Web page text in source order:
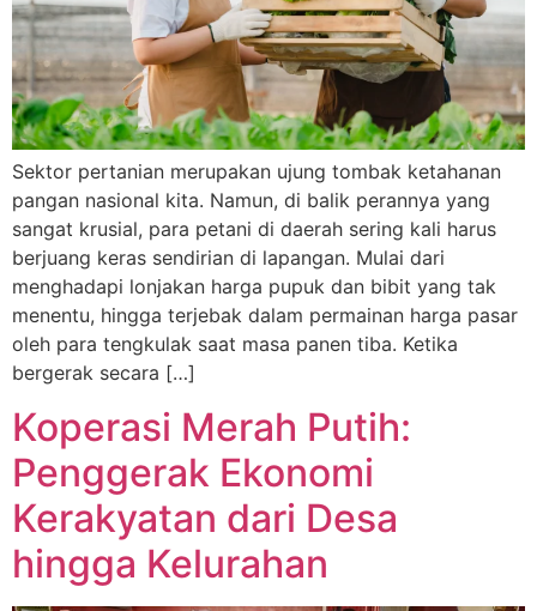
Sektor pertanian merupakan ujung tombak ketahanan
pangan nasional kita. Namun, di balik perannya yang
sangat krusial, para petani di daerah sering kali harus
berjuang keras sendirian di lapangan. Mulai dari
menghadapi lonjakan harga pupuk dan bibit yang tak
menentu, hingga terjebak dalam permainan harga pasar
oleh para tengkulak saat masa panen tiba. Ketika
bergerak secara […]
Koperasi Merah Putih:
Penggerak Ekonomi
Kerakyatan dari Desa
hingga Kelurahan